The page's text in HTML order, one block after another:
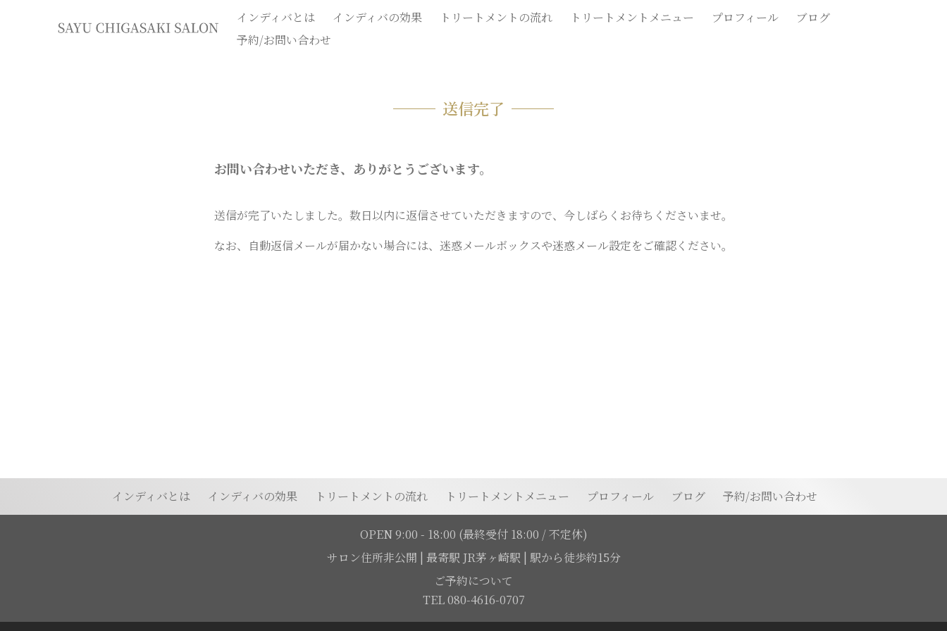
イ
ロ
ン
インディバとは インディバの効果 トリートメントの流れ トリートメントメニュー プロフィール
ブログ
予約/お問い合わせ
送信完了
お問い合わせいただき、ありがとうございます。
送信が完了いたしました。数日以内に返信させていただきますので、今しばらくお待ちくださいませ。
なお、自動返信メールが届かない場合には、迷惑メールボックスや迷惑メール設定をご確認ください。
インディバとは インディバの効果 トリートメントの流れ トリートメントメニュー プロフィール ブログ 予約/お問い合わせ
OPEN 9:00 - 18:00 (最終受付 18:00 / 不定休)
サロン住所非公開 | 最寄駅 JR茅ヶ崎駅 | 駅から徒歩約15分
ご予約について
TEL 080-4616-0707